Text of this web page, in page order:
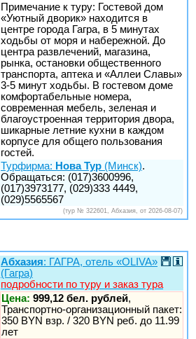
Примечание к туру: Гостевой дом
«Уютный дворик» находится в
центре города Гагра, в 5 минутах
ходьбы от моря и набережной. До
центра развлечений, магазина,
рынка, остановки общественного
транспорта, аптека и «Аллеи Славы»
3-5 минут ходьбы. В гостевом доме
комфортабельные номера,
современная мебель, зеленая и
благоустроенная территория двора,
шикарные летние кухни в каждом
корпусе для общего пользования
гостей.
Турфирма: Нова Тур (Минск).
Обращаться: (017)3600996,
(017)3973177, (029)333 4449,
(029)5565567
(тур № 322601, Абхазия, от 2026-08-07)
Абхазия: ГАГРА, отель «ОLIVA»
(Гагра)
подробности по туру и заказ тура
Цена: 999,12 бел. рублей,
Транспортно-организационный пакет:
350 BYN взр. / 320 BYN реб. до 11.99
лет